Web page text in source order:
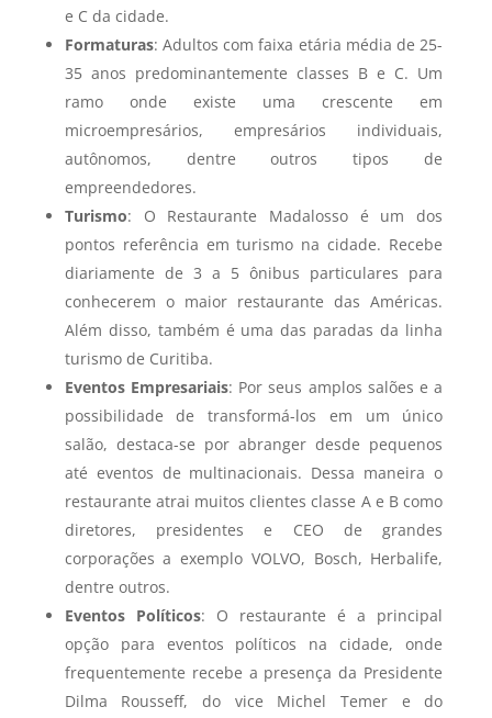
e C da cidade.
Formaturas: Adultos com faixa etária média de 25-
35 anos predominantemente classes B e C. Um
ramo onde existe uma crescente em
microempresários, empresários individuais,
autônomos, dentre outros tipos de
empreendedores.
Turismo: O Restaurante Madalosso é um dos
pontos referência em turismo na cidade. Recebe
diariamente de 3 a 5 ônibus particulares para
conhecerem o maior restaurante das Américas.
Além disso, também é uma das paradas da linha
turismo de Curitiba.
Eventos Empresariais: Por seus amplos salões e a
possibilidade de transformá-los em um único
salão, destaca-se por abranger desde pequenos
até eventos de multinacionais. Dessa maneira o
restaurante atrai muitos clientes classe A e B como
diretores, presidentes e CEO de grandes
corporações a exemplo VOLVO, Bosch, Herbalife,
dentre outros.
Eventos Políticos: O restaurante é a principal
opção para eventos políticos na cidade, onde
frequentemente recebe a presença da Presidente
Dilma Rousseff, do vice Michel Temer e do